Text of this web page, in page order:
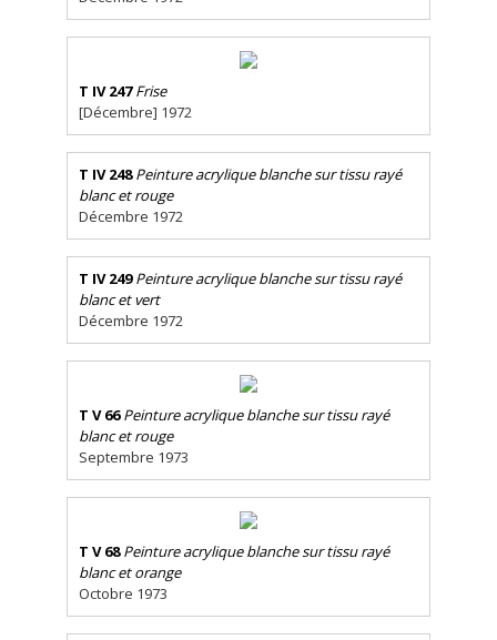
T IV 247 Frise
[Décembre] 1972
T IV 248 Peinture acrylique blanche sur tissu rayé
blanc et rouge
Décembre 1972
T IV 249 Peinture acrylique blanche sur tissu rayé
blanc et vert
Décembre 1972
T V 66 Peinture acrylique blanche sur tissu rayé
blanc et rouge
Septembre 1973
T V 68 Peinture acrylique blanche sur tissu rayé
blanc et orange
Octobre 1973